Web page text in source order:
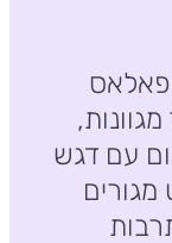
פאלאס
דיור מגוונות,
עם דגש